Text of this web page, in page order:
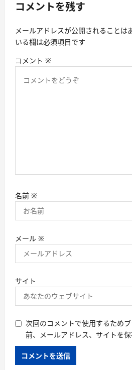
ン
コメントを残す
メールアドレスが公開されることは
いる欄は必須項目です
コメント ※
名前 ※
メール ※
サイト
次回のコメントで使用するため
前、メールアドレス、サイトを保